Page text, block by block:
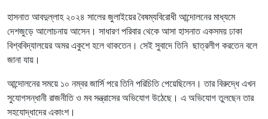
হাসনাত আবদুল্লাহ ২০২৪ সালের জুলাইয়ের বৈষম্যবিরোধী আন্দোলনের মাধ্যমে
দেশজুড়ে আলোচনায় আসেন। সাধারণ পরিবার থেকে আসা হাসনাত একসময় ঢাকা
বিশ্ববিদ্যালয়ের অমর একুশে হলে থাকতেন। সেই সুবাদে তিনি ছাত্রলীগ করতেন বলে
জানা যায়।
আন্দোলনের সময়ে ১০ নম্বর জার্সি পরে তিনি পরিচিতি পেয়েছিলেন। তার বিরুদ্ধে এখন
সুযোগসন্ধানী রাজনীতি ও মব সন্ত্রাসের অভিযোগ উঠেছে। এ অভিযোগ তুলছেন তার
সহযোদ্ধাদের একাংশ।